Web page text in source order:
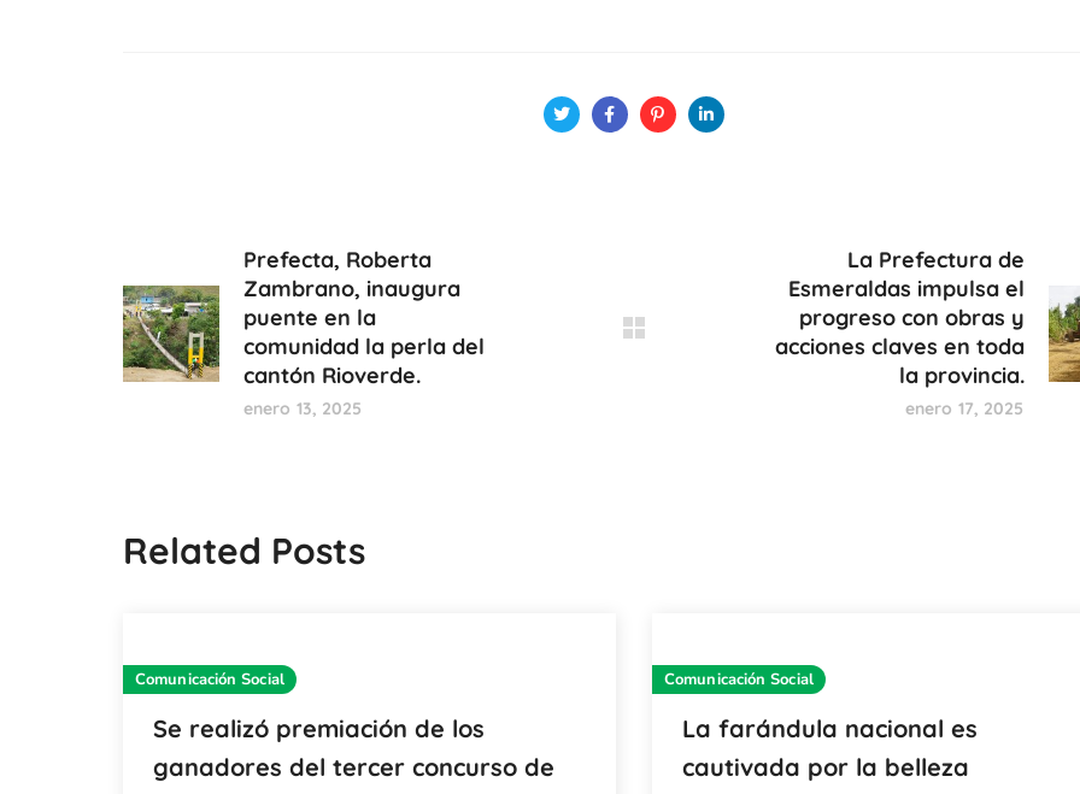
Prefecta, Roberta
Zambrano, inaugura
puente en la
comunidad la perla del
cantón Rioverde.
enero 13, 2025
La Prefectura de
Esmeraldas impulsa el
progreso con obras y
acciones claves en toda
la provincia.
enero 17, 2025
Related Posts
Comunicación Social
Se realizó premiación de los
ganadores del tercer concurso de
Comunicación Social
La farándula nacional es
cautivada por la belleza